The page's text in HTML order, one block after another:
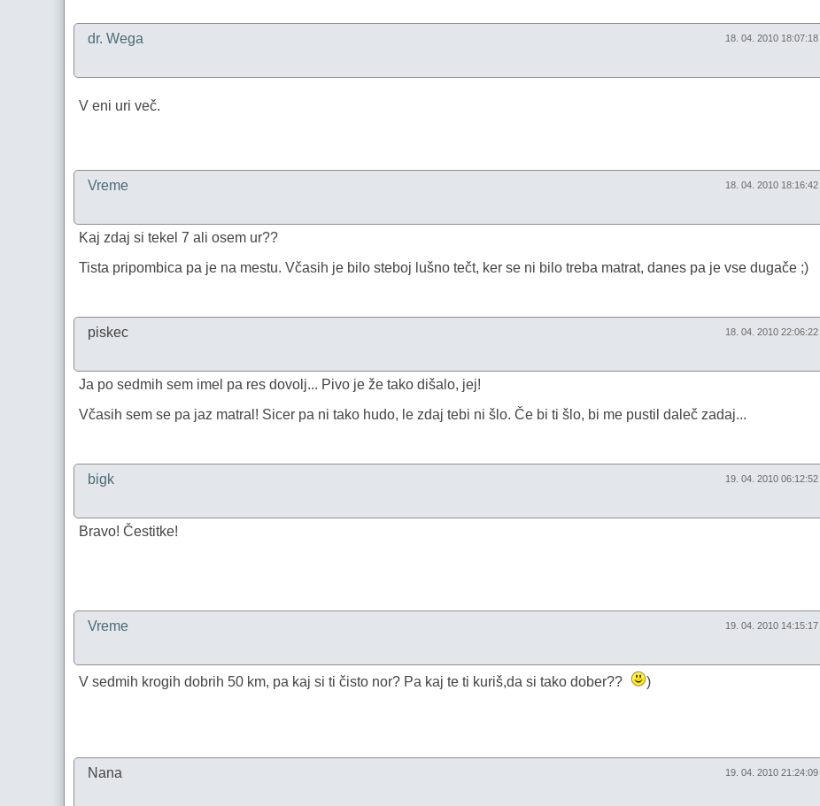
dr. Wega 18. 04. 2010 18:07:18
V eni uri več.
Vreme 18. 04. 2010 18:16:42
Kaj zdaj si tekel 7 ali osem ur??
Tista pripombica pa je na mestu. Včasih je bilo steboj lušno tečt, ker se ni bilo treba matrat, danes pa je vse dugače ;)
piskec 18. 04. 2010 22:06:22
Ja po sedmih sem imel pa res dovolj... Pivo je že tako dišalo, jej!
Včasih sem se pa jaz matral! Sicer pa ni tako hudo, le zdaj tebi ni šlo. Če bi ti šlo, bi me pustil daleč zadaj...
bigk 19. 04. 2010 06:12:52
Bravo! Čestitke!
Vreme 19. 04. 2010 14:15:17
V sedmih krogih dobrih 50 km, pa kaj si ti čisto nor? Pa kaj te ti kuriš,da si tako dober?? )
Nana 19. 04. 2010 21:24:09